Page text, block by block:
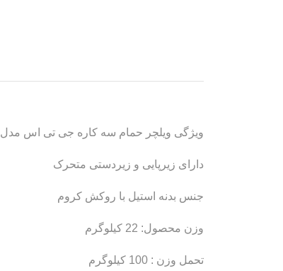
ویژگی ویلچر حمام سه کاره جی تی اس مدل JTS-681:
دارای زیرپایی و زیردستی متحرک
جنس بدنه استیل با روکش کروم
وزن محصول: 22 کیلوگرم
تحمل وزن : 100 کیلوگرم